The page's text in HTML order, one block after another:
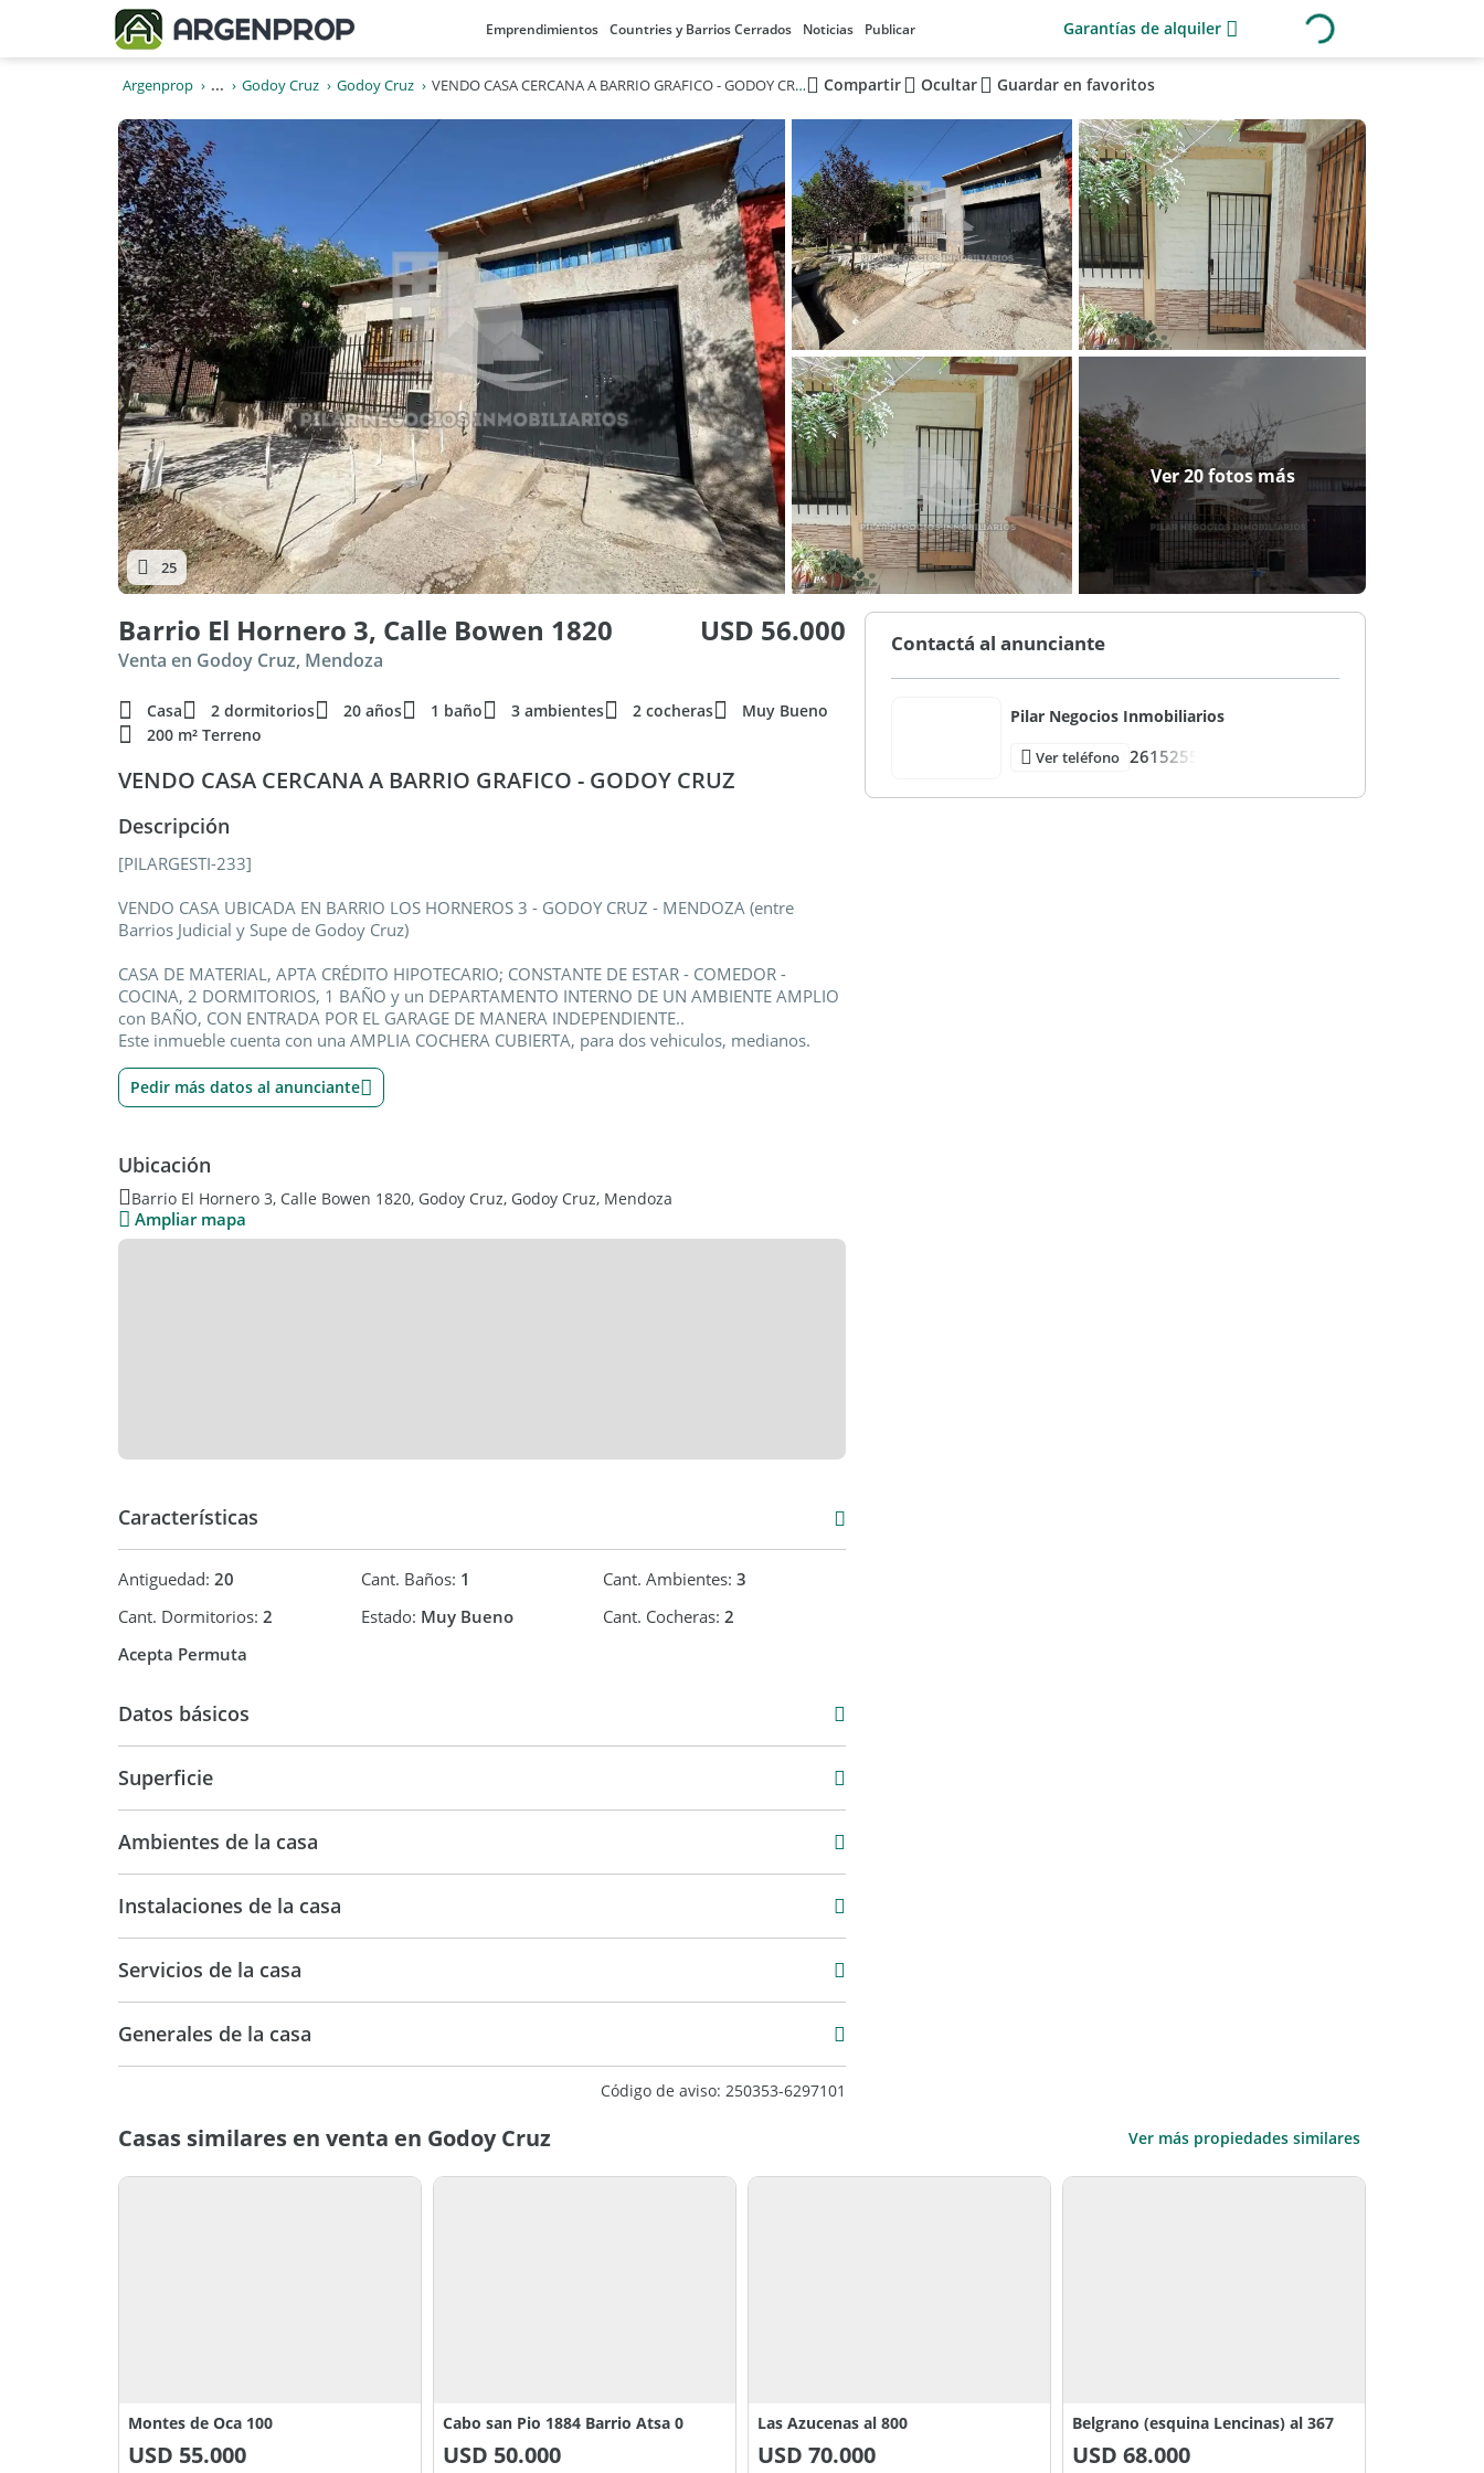
Emprendimientos Countries y Barrios Cerrados Noticias Publicar Garantías de alquiler
Argenprop ... Godoy Cruz Godoy Cruz VENDO CASA CERCANA A BARRIO GRAFICO - GODOY CRUZ Compartir Ocultar Guardar en favoritos
Ver 20 fotos más
25
Barrio El Hornero 3, Calle Bowen 1820 USD 56.000
Venta en Godoy Cruz, Mendoza
Casa 2 dormitorios 20 años 1 baño 3 ambientes 2 cocheras
Muy Bueno
200 m² Terreno
VENDO CASA CERCANA A BARRIO GRAFICO - GODOY CRUZ
Descripción
[PILARGESTI-233]
VENDO CASA UBICADA EN BARRIO LOS HORNEROS 3 - GODOY CRUZ - MENDOZA (entre
Barrios Judicial y Supe de Godoy Cruz)
CASA DE MATERIAL, APTA CRÉDITO HIPOTECARIO; CONSTANTE DE ESTAR - COMEDOR -
COCINA, 2 DORMITORIOS, 1 BAÑO y un DEPARTAMENTO INTERNO DE UN AMBIENTE AMPLIO
con BAÑO, CON ENTRADA POR EL GARAGE DE MANERA INDEPENDIENTE..
Este inmueble cuenta con una AMPLIA COCHERA CUBIERTA, para dos vehiculos, medianos.
Pedir más datos al anunciante
Ubicación
Barrio El Hornero 3, Calle Bowen 1820, Godoy Cruz, Godoy Cruz, Mendoza
Ampliar mapa
Características
Antiguedad: 20 Cant. Baños: 1 Cant. Ambientes:3
Cant. Dormitorios: 2 Estado: Muy Bueno Cant. Cocheras:2
Acepta Permuta
Datos básicos
Superficie
Ambientes de la casa
Instalaciones de la casa
Servicios de la casa
Generales de la casa
Código de aviso: 250353-6297101
Contactá al anunciante
Pilar Negocios Inmobiliarios
Ver teléfono 2615255
Casas similares en venta en Godoy Cruz Ver más propiedades similares
Montes de Oca 100
USD 55.000
Cabo san Pio 1884 Barrio Atsa 0
USD 50.000
Las Azucenas al 800
USD 70.000
Belgrano (esquina Lencinas) al 367
USD 68.000